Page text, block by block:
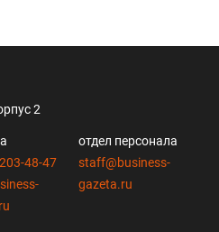
2
48-47
отдел персонала
staff@business-
gazeta.ru